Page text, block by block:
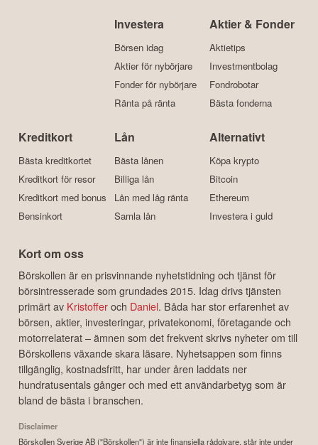
Investera
Börsen idag
Aktier för nybörjare
Fonder för nybörjare
Ränta på ränta
Aktier & Fonder
Aktietips
Investmentbolag
Fondrobotar
Bästa fonderna
Kreditkort
Bästa kreditkortet
Kreditkort för resor
Kreditkort med bonus
Bensinkort
Lån
Bästa lånen
Billiga lån
Lån med låg ränta
Samla lån
Alternativt
Köpa krypto
Bitcoin
Ethereum
Investera i guld
Kort om oss
Börskollen är en prisvinnande nyhetstidning och tjänst för
börsintresserade som grundades 2015. Idag drivs tjänsten
primärt av Kristofferoch Daniel. Båda har stor erfarenhet av
börsen, aktier, investeringar, privatekonomi, företagande och
motorrelaterat – ämnen som det frekvent skrivs nyheter om till
Börskollens växande skara läsare. Nyhetsappen som finns
tillgänglig, kostnadsfritt, har under åren laddats ner
hundratusentals gånger och med ett användarbetyg som är
bland de bästa i branschen.
Disclaimer
Börskollen Sverige AB ("Börskollen") är inte finansiella rådgivare, står inte under